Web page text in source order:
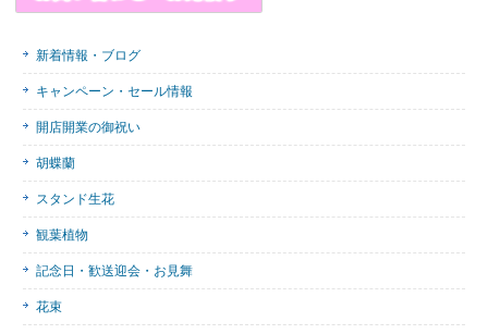
新着情報・ブログ
キャンペーン・セール情報
開店開業の御祝い
胡蝶蘭
スタンド生花
観葉植物
記念日・歓送迎会・お見舞
花束